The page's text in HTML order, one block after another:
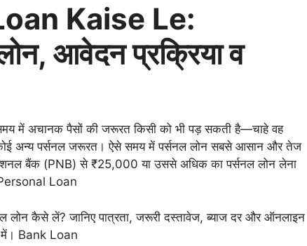
Kaise Le:
आवेदन प्रक्रिया व
अचानक पैसों की जरूरत किसी को भी पड़ सकती है—चाहे वह
कोई अन्य पर्सनल जरूरत। ऐसे समय में पर्सनल लोन सबसे आसान और तेज
बैंक (PNB) से ₹25,000 या उससे अधिक का पर्सनल लोन लेना
Loan
कैसे लें? जानिए पात्रता, जरूरी दस्तावेज, ब्याज दर और ऑनलाइन
में। Bank Loan